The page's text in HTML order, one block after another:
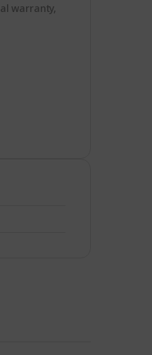
warranty,